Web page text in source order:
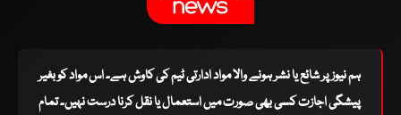
ہم نیوز پر شائع یا نشر ہونے والا مواد ادارتی ٹیم کی کاوش ہے۔ اس مواد کو بغیر
پیشگی اجازت کسی بھی صورت میں استعمال یا نقل کرنا درست نہیں۔ تمام